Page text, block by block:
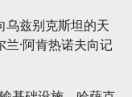
乌兹别克斯坦的天
·阿肯热诺夫向记